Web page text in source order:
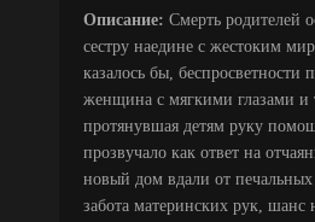
Описание: Смерть родителей
сестру наедине с жестоким
казалось бы, беспросветности
женщина с мягкими глазами и
протянувшая детям руку
прозвучало как ответ на
новый дом вдали от
забота материнских рук, шанс